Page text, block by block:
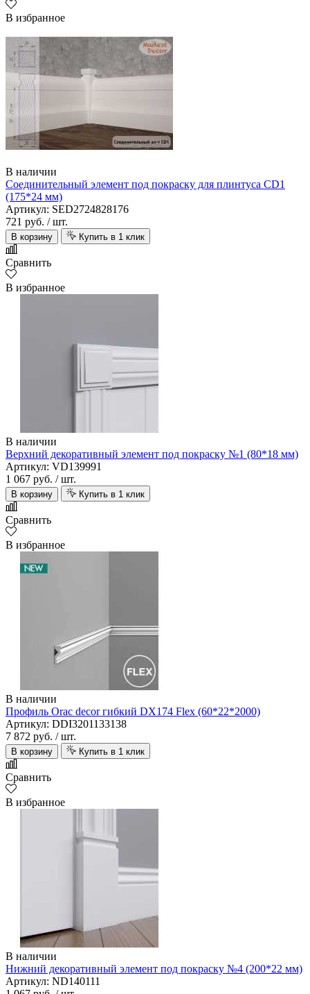
В избранное
В наличии
Соединительный элемент под покраску для плинтуса CD1
(175*24 мм)
Артикул: SED2724828176
721 руб. / шт.
В корзину Купить в 1 клик
Сравнить
В избранное
В наличии
Верхний декоративный элемент под покраску №1 (80*18 мм)
Артикул: VD139991
1 067 руб. / шт.
В корзину Купить в 1 клик
Сравнить
В избранное
В наличии
Профиль Orac decor гибкий DX174 Flex (60*22*2000)
Артикул: DDI3201133138
7 872 руб. / шт.
В корзину Купить в 1 клик
Сравнить
В избранное
В наличии
Нижний декоративный элемент под покраску №4 (200*22 мм)
Артикул: ND140111